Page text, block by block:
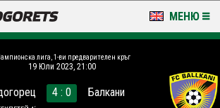
МЕНЮ
лига, 1-ви предварителен кръг
19 Юли 2023, 21:00
4 : 0 Балкани